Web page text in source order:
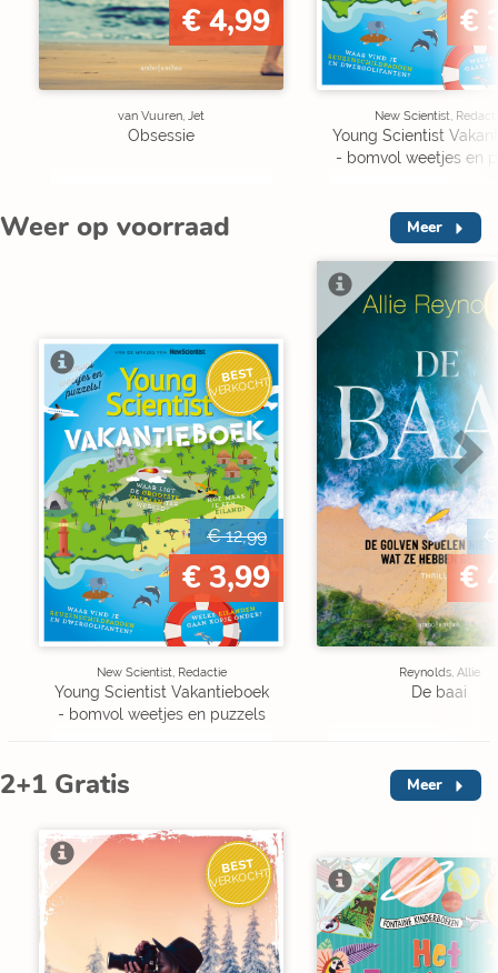
€ 4,99
van Vuuren, Jet
Obsessie
€
New Scientist,
Young Scientist
- bomvol weetjes en
Weer op voorraad Meer
BEST
VERKOCHT
€ 12,99
€ 3,99
New Scientist, Redactie
Young Scientist Vakantieboek
- bomvol weetjes en puzzels
€
€
Reynolds, Allie
De baai
2+1 Gratis Meer
BEST
VERKOCHT